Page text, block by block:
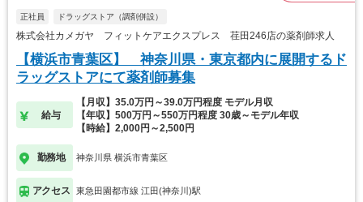
正社員 ドラッグストア（調剤併設）
株式会社カメガヤ フィットケアエクスプレス 荏田246店の薬剤師求人
【横浜市青葉区】 神奈川県・東京都内に展開するド
ラッグストアにて薬剤師募集
給与
【月収】35.0万円～39.0万円程度 モデル月収
【年収】500万円～550万円程度 30歳～モデル年収
【時給】2,000円～2,500円
勤務地 神奈川県 横浜市青葉区
アクセス 東急田園都市線 江田(神奈川)駅